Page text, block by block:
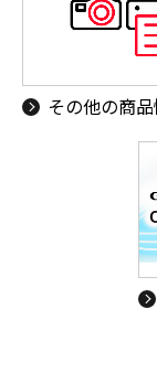
その他の商